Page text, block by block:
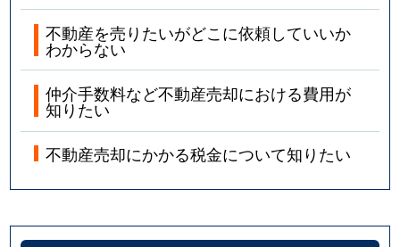
不動産を売りたいがどこに依頼していいか
わからない
仲介手数料など不動産売却における費用が
知りたい
不動産売却にかかる税金について知りたい